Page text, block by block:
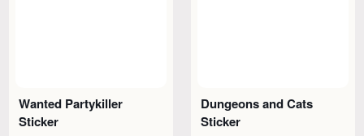
Wanted Partykiller
Sticker
Dungeons and Cats
Sticker